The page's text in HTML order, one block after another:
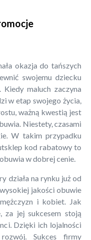
okazja do tańszych
swojemu dziecku
maluch zaczyna
w etap swojego życia,
ważną kwestią jest
Niestety, czasami
W takim przypadku
kod rabatowy to
w dobrej cenie.
działa na rynku już od
jakości obuwie
i kobiet. Jak
za jej sukcesem stoją
Dzięki ich lojalności
Sukces firmy